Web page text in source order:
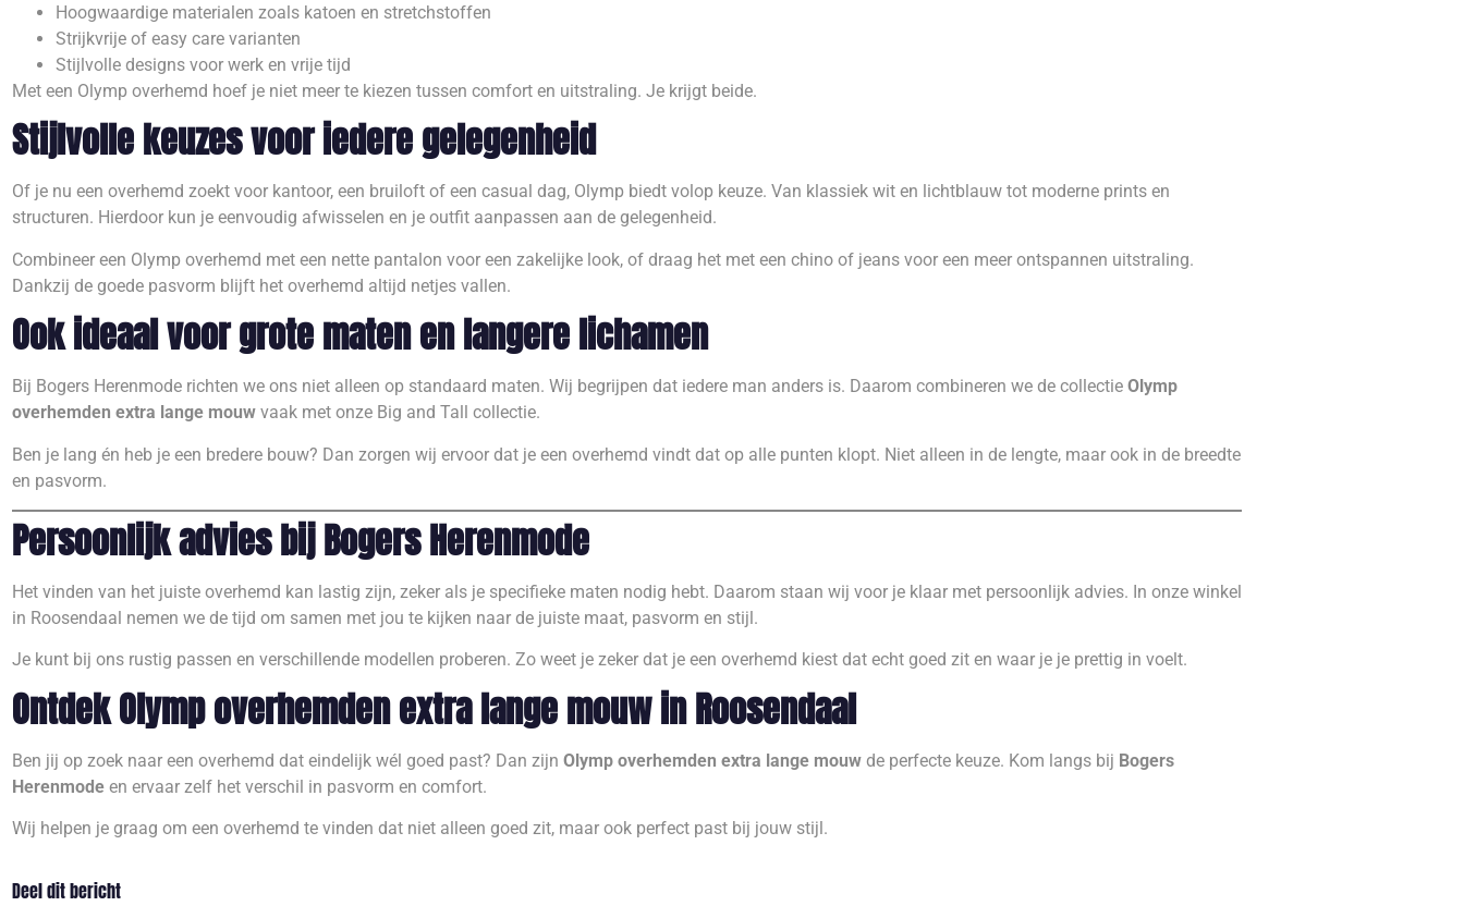
Hoogwaardige materialen zoals katoen en stretchstoffen
Strijkvrije of easy care varianten
Stijlvolle designs voor werk en vrije tijd
Met een Olymp overhemd hoef je niet meer te kiezen tussen comfort en uitstraling. Je krijgt beide.
Stijlvolle keuzes voor iedere gelegenheid
Of je nu een overhemd zoekt voor kantoor, een bruiloft of een casual dag, Olymp biedt volop keuze. Van klassiek wit en lichtblauw tot moderne prints en
structuren. Hierdoor kun je eenvoudig afwisselen en je outfit aanpassen aan de gelegenheid.
Combineer een Olymp overhemd met een nette pantalon voor een zakelijke look, of draag het met een chino of jeans voor een meer ontspannen uitstraling.
Dankzij de goede pasvorm blijft het overhemd altijd netjes vallen.
Ook ideaal voor grote maten en langere lichamen
Bij Bogers Herenmode richten we ons niet alleen op standaard maten. Wij begrijpen dat iedere man anders is. Daarom combineren we de collectie Olymp
overhemden extra lange mouw vaak met onze Big and Tall collectie.
Ben je lang én heb je een bredere bouw? Dan zorgen wij ervoor dat je een overhemd vindt dat op alle punten klopt. Niet alleen in de lengte, maar ook in de breedte
en pasvorm.
Persoonlijk advies bij Bogers Herenmode
Het vinden van het juiste overhemd kan lastig zijn, zeker als je specifieke maten nodig hebt. Daarom staan wij voor je klaar met persoonlijk advies. In onze winkel
in Roosendaal nemen we de tijd om samen met jou te kijken naar de juiste maat, pasvorm en stijl.
Je kunt bij ons rustig passen en verschillende modellen proberen. Zo weet je zeker dat je een overhemd kiest dat echt goed zit en waar je je prettig in voelt.
Ontdek Olymp overhemden extra lange mouw in Roosendaal
Ben jij op zoek naar een overhemd dat eindelijk wél goed past? Dan zijn Olymp overhemden extra lange mouw de perfecte keuze. Kom langs bij Bogers
Herenmode en ervaar zelf het verschil in pasvorm en comfort.
Wij helpen je graag om een overhemd te vinden dat niet alleen goed zit, maar ook perfect past bij jouw stijl.
Deel dit bericht